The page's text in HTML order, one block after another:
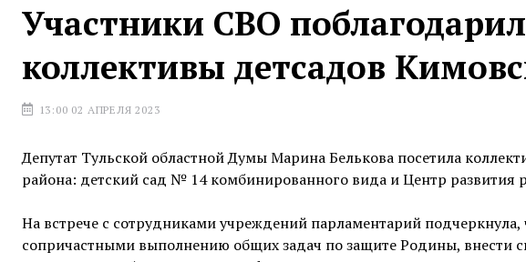
Участники СВО
коллективы детсадов
13:00 02 АПРЕЛЯ 2023
Депутат Тульской областной Думы Марина Белькова посетила
района: детский сад № 14 комбинированного вида и Центр развития
На встрече с сотрудниками учреждений парламентарий подчеркнула,
сопричастными выполнению общих задач по защите Родины, внести